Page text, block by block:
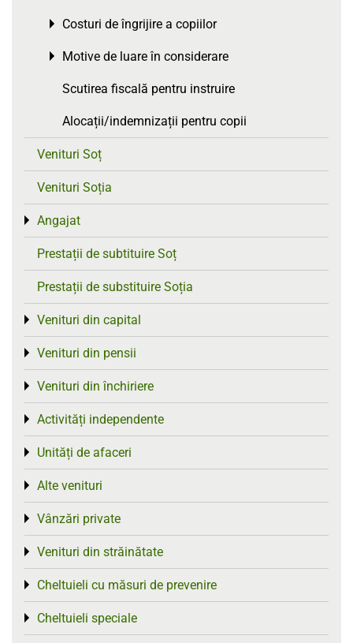
Costuri de îngrijire a copiilor
Toggle menu
Motive de luare în considerare
Toggle menu
Scutirea fiscală pentru instruire
Alocații/indemnizații pentru copii
Venituri Soț
Venituri Soția
Angajat
Toggle menu
Prestații de subtituire Soț
Prestații de substituire Soția
Venituri din capital
Toggle menu
Venituri din pensii
Toggle menu
Venituri din închiriere
Toggle menu
Activități independente
Toggle menu
Unități de afaceri
Toggle menu
Alte venituri
Toggle menu
Vânzări private
Toggle menu
Venituri din străinătate
Toggle menu
Cheltuieli cu măsuri de prevenire
Toggle menu
Cheltuieli speciale
Toggle menu